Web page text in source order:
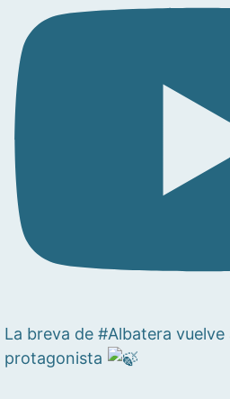
La breva de #Albatera
protagonista